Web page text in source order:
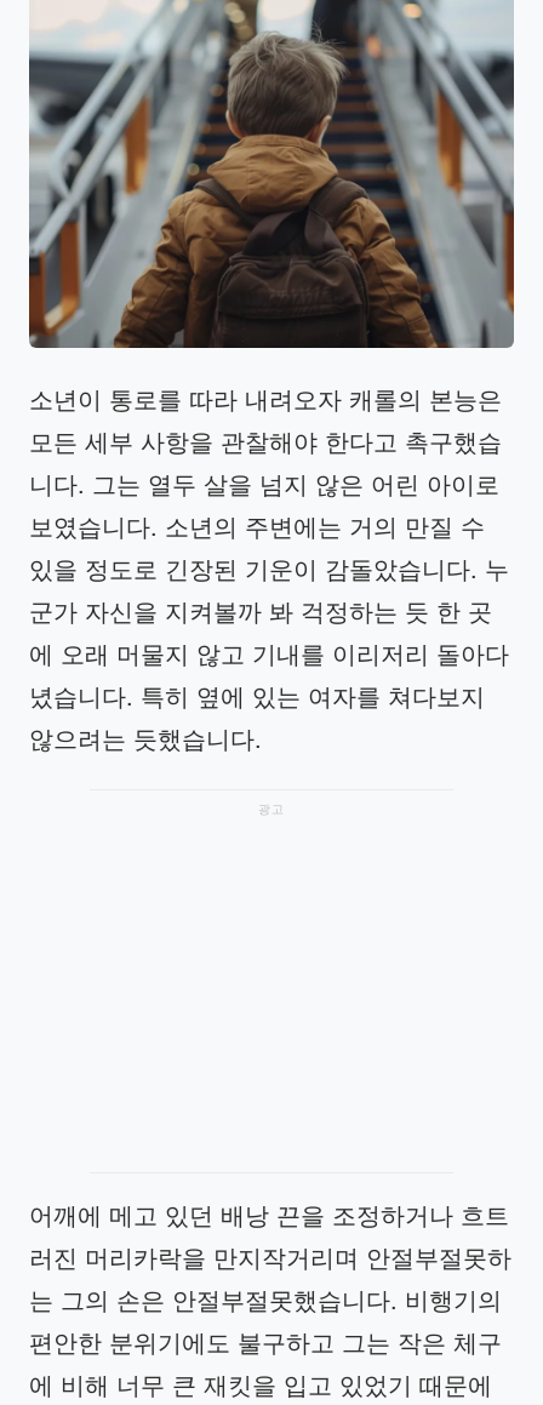
소년이 통로를 따라 내려오자 캐롤의 본능은
모든 세부 사항을 관찰해야 한다고 촉구했습
니다. 그는 열두 살을 넘지 않은 어린 아이로
보였습니다. 소년의 주변에는 거의 만질 수
있을 정도로 긴장된 기운이 감돌았습니다. 누
군가 자신을 지켜볼까 봐 걱정하는 듯 한 곳
에 오래 머물지 않고 기내를 이리저리 돌아다
녔습니다. 특히 옆에 있는 여자를 쳐다보지
않으려는 듯했습니다.
광고
어깨에 메고 있던 배낭 끈을 조정하거나 흐트
러진 머리카락을 만지작거리며 안절부절못하
는 그의 손은 안절부절못했습니다. 비행기의
편안한 분위기에도 불구하고 그는 작은 체구
에 비해 너무 큰 재킷을 입고 있었기 때문에